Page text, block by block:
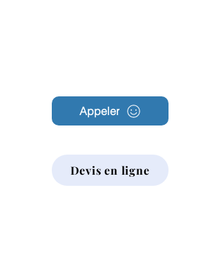
Appeler
Devis en ligne